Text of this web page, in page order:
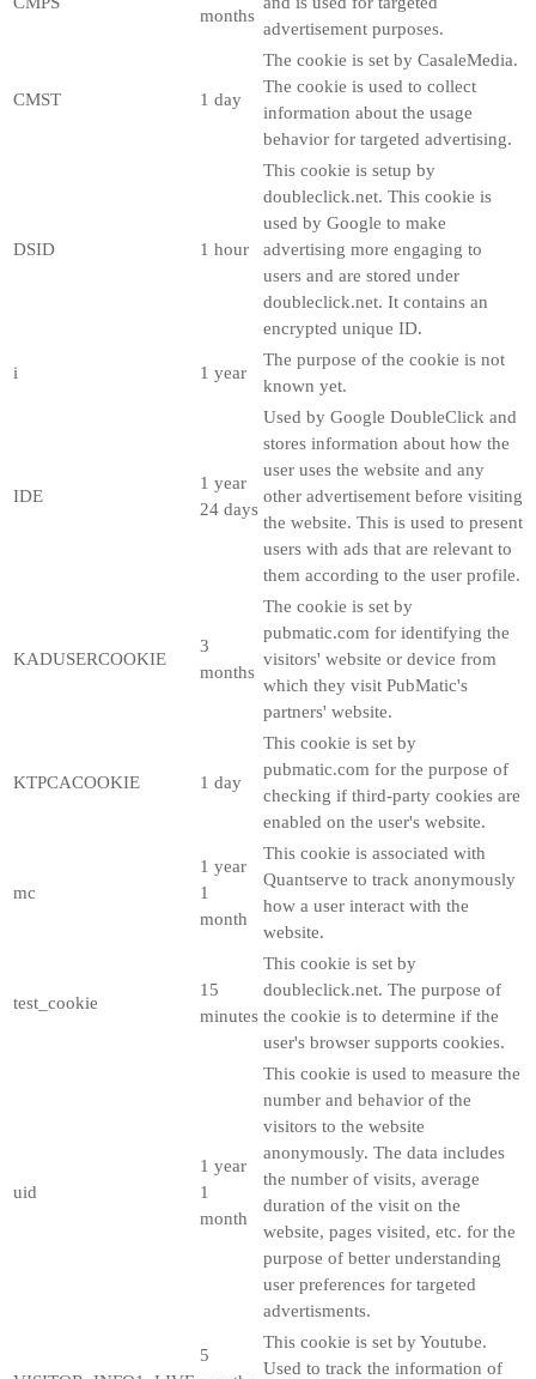
months
advertisement purposes.
CMST 1 day
The cookie is set by CasaleMedia.
The cookie is used to collect
information about the usage
behavior for targeted advertising.
DSID 1 hour
This cookie is setup by
doubleclick.net. This cookie is
used by Google to make
advertising more engaging to
users and are stored under
doubleclick.net. It contains an
encrypted unique ID.
i 1 year
The purpose of the cookie is not
known yet.
IDE
1 year
24 days
Used by Google DoubleClick and
stores information about how the
user uses the website and any
other advertisement before visiting
the website. This is used to present
users with ads that are relevant to
them according to the user profile.
KADUSERCOOKIE
3
months
The cookie is set by
pubmatic.com for identifying the
visitors' website or device from
which they visit PubMatic's
partners' website.
KTPCACOOKIE 1 day
This cookie is set by
pubmatic.com for the purpose of
checking if third-party cookies are
enabled on the user's website.
mc
1 year
1
month
This cookie is associated with
Quantserve to track anonymously
how a user interact with the
website.
test_cookie
15
minutes
This cookie is set by
doubleclick.net. The purpose of
the cookie is to determine if the
user's browser supports cookies.
uid
1 year
1
month
This cookie is used to measure the
number and behavior of the
visitors to the website
anonymously. The data includes
the number of visits, average
duration of the visit on the
website, pages visited, etc. for the
purpose of better understanding
user preferences for targeted
advertisments.
5
This cookie is set by Youtube.
Used to track the information of